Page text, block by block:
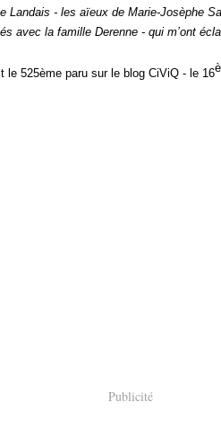
Landais - les aïeux de Marie-Josèphe
avec la famille Derenne - qui m’ont
le 525ème paru sur le blog CiViQ - le 16
Publicité